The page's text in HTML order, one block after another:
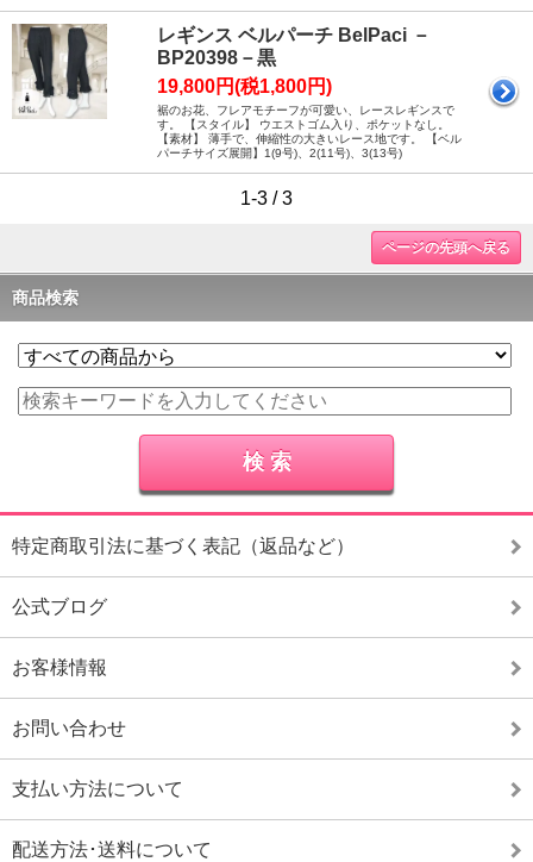
レギンス ベルパーチ BelPaci －
BP20398－黒
19,800円(税1,800円)
裾のお花、フレアモチーフが可愛い、レースレギンスで
す。 【スタイル】 ウエストゴム入り、ポケットなし。
【素材】 薄手で、伸縮性の大きいレース地です。 【ベル
パーチサイズ展開】1(9号)、2(11号)、3(13号)
1-3 / 3
ページの先頭へ戻る
商品検索
特定商取引法に基づく表記（返品など）
公式ブログ
お客様情報
お問い合わせ
支払い方法について
配送方法･送料について